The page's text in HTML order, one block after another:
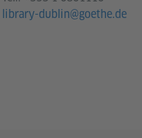
library-dublin@goethe.de